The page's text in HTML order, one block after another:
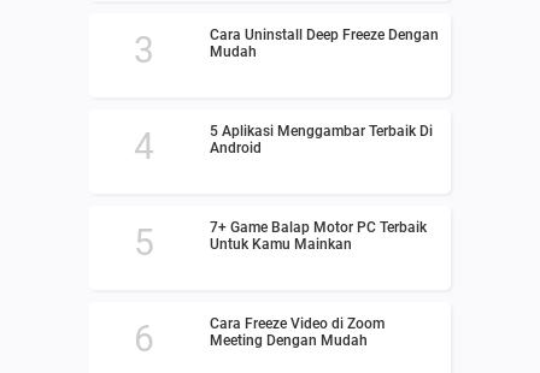
Cara Uninstall Deep Freeze Dengan
Mudah
5 Aplikasi Menggambar Terbaik Di
Android
7+ Game Balap Motor PC Terbaik
Untuk Kamu Mainkan
Cara Freeze Video di Zoom
Meeting Dengan Mudah